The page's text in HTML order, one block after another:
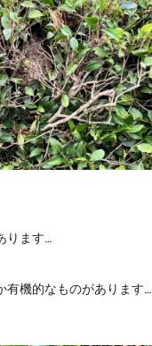
ります…
有機的なものがあります…